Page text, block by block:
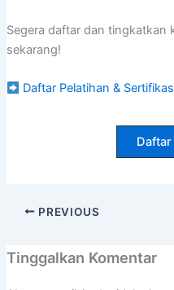
Segera daftar dan tingkatkan
sekarang!
Daftar Pelatihan &
PREVIOUS
Tinggalkan Komentar